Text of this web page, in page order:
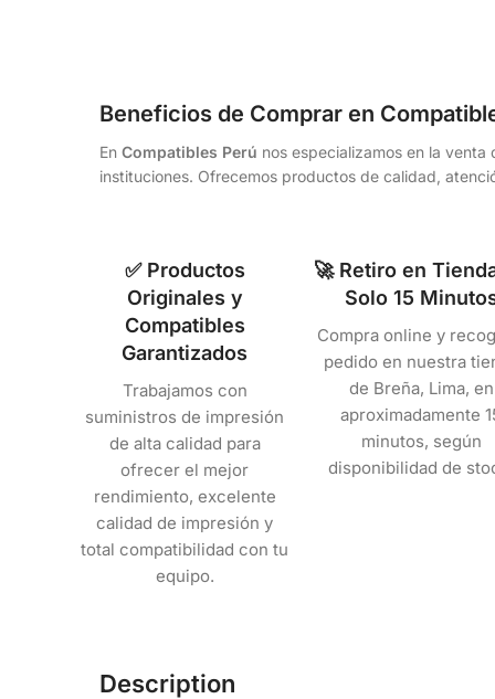
Beneficios de Comprar en
En Compatibles Perú nos especializamos en la
instituciones. Ofrecemos productos de calidad,
✅ Productos
Originales y
Compatibles
Garantizados
Trabajamos con
suministros de impresión
de alta calidad para
ofrecer el mejor
rendimiento, excelente
calidad de impresión y
total compatibilidad con tu
equipo.
🚀 Retiro en
Solo 15
Compra online y
pedido en nuestra
de Breña, Lima, en
aproximadamente
minutos, según
disponibilidad de
Description